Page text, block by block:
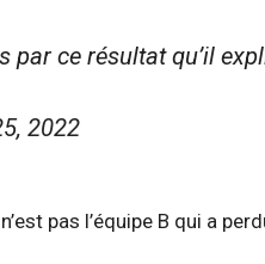
ce résultat qu’il
2022
pas l’équipe B qui a